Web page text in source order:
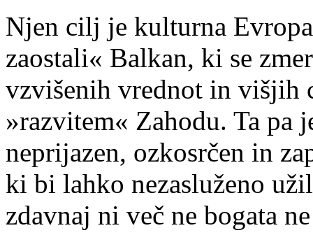
Njen cilj je kulturna
zaostali« Balkan, ki se
vzvišenih vrednot in višjih
»razvitem« Zahodu. Ta pa
neprijazen, ozkosrčen in
ki bi lahko nezasluženo
zdavnaj ni več ne bogata